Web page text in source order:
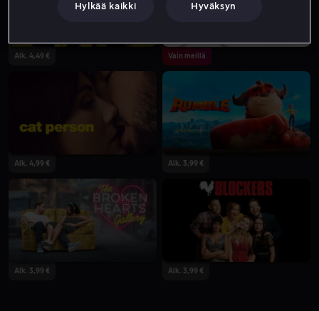
Alk. 4,49 € Vain meillä
Alk. 4,99 € Alk. 3,99 €
Alk. 3,99 € Alk. 3,99 €
Hylkää kaikki Hyväksyn